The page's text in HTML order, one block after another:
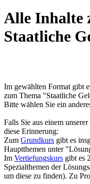
Alle Inhalte
Staatliche
Im gewählten Format gibt
zum Thema "Staatliche
Bitte wählen Sie ein
Falls Sie aus einem
diese Erinnerung:
Zum Grundkurs gibt es
Hauptthemen unter
Im Vertiefungskurs gibt es
Spezialthemen der
um diese zu finden). Zu